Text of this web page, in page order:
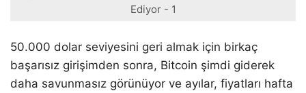
Ediyor - 1
50.000 dolar seviyesini geri almak için birkaç
başarısız girişimden sonra, Bitcoin şimdi giderek
daha savunmasız görünüyor ve ayılar, fiyatları hafta